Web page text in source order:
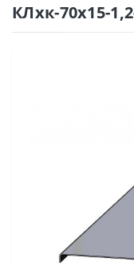
КЛхк-70х15-